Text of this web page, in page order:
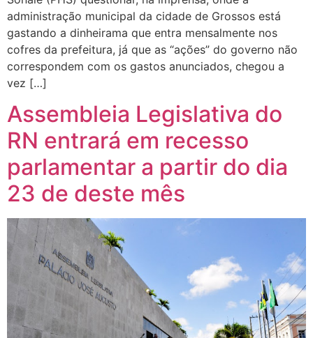
administração municipal da cidade de Grossos está
gastando a dinheirama que entra mensalmente nos
cofres da prefeitura, já que as “ações” do governo não
correspondem com os gastos anunciados, chegou a
vez […]
Assembleia Legislativa do
RN entrará em recesso
parlamentar a partir do dia
23 de deste mês